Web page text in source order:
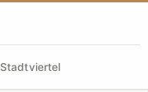
Stadtviertel